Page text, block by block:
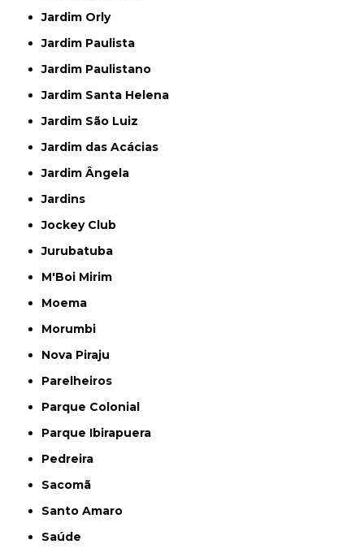
Jardim Orly
Jardim Paulista
Jardim Paulistano
Jardim Santa Helena
Jardim São Luiz
Jardim das Acácias
Jardim Ângela
Jardins
Jockey Club
Jurubatuba
M'Boi Mirim
Moema
Morumbi
Nova Piraju
Parelheiros
Parque Colonial
Parque Ibirapuera
Pedreira
Sacomã
Santo Amaro
Saúde